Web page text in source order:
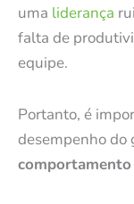
uma liderança
falta de
equipe.
Portanto, é
desempenho do